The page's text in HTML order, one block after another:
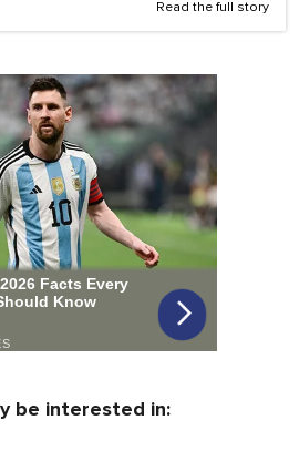
Read the full story
be interested in: